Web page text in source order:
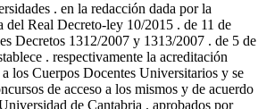
. en la redacción dada por la
del Real Decreto-ley 10/2015 . de 11 de
Decretos 1312/2007 y 1313/2007 . de 5 de
. respectivamente la acreditación
los Cuerpos Docentes Universitarios y se
de acceso a los mismos y de acuerdo
de Cantabria . aprobados por